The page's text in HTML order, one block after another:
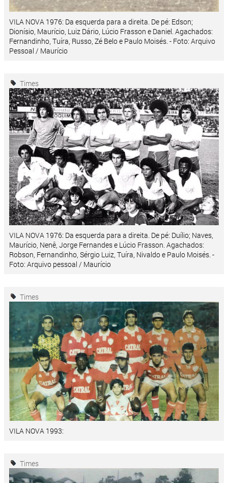
VILA NOVA 1976: Da esquerda para a direita. De pé: Edson;
Dionísio, Maurício, Luiz Dário, Lúcio Frasson e Daniel. Agachados:
Fernandinho, Tuíra, Russo, Zé Belo e Paulo Moisés. - Foto: Arquivo
Pessoal / Maurício
Times
VILA NOVA 1976: Da esquerda para a direita. De pé: Duílio; Naves,
Maurício, Nenê, Jorge Fernandes e Lúcio Frasson. Agachados:
Robson, Fernandinho, Sérgio Luiz, Tuíra, Nivaldo e Paulo Moisés. -
Foto: Arquivo pessoal / Maurício
Times
VILA NOVA 1993:
Times